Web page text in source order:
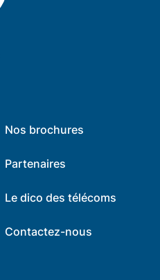
Nos brochures
Partenaires
Le dico des télécoms
Contactez-nous